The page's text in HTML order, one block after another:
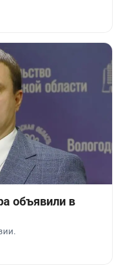
объявили в